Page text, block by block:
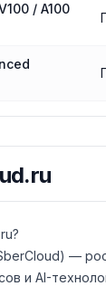
/ A100
—
и AI-